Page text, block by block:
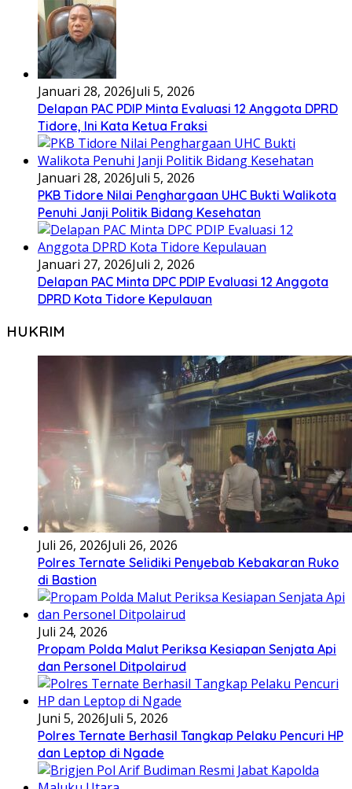
Januari 28, 2026Juli 5, 2026
Delapan PAC PDIP Minta Evaluasi 12 Anggota DPRD
Tidore, Ini Kata Ketua Fraksi
Januari 28, 2026Juli 5, 2026
PKB Tidore Nilai Penghargaan UHC Bukti Walikota
Penuhi Janji Politik Bidang Kesehatan
Januari 27, 2026Juli 2, 2026
Delapan PAC Minta DPC PDIP Evaluasi 12 Anggota
DPRD Kota Tidore Kepulauan
HUKRIM
Juli 26, 2026Juli 26, 2026
Polres Ternate Selidiki Penyebab Kebakaran Ruko
di Bastion
Juli 24, 2026
Propam Polda Malut Periksa Kesiapan Senjata Api
dan Personel Ditpolairud
Juni 5, 2026Juli 5, 2026
Polres Ternate Berhasil Tangkap Pelaku Pencuri HP
dan Leptop di Ngade